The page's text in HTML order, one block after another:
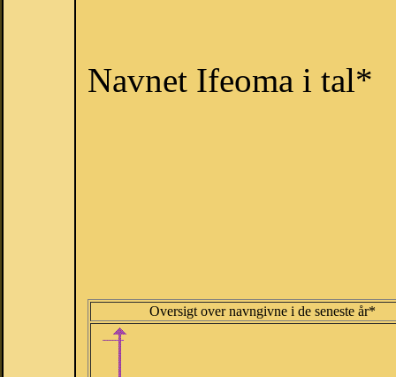
Navnet Ifeoma i tal*
Oversigt over navngivne i de seneste år*